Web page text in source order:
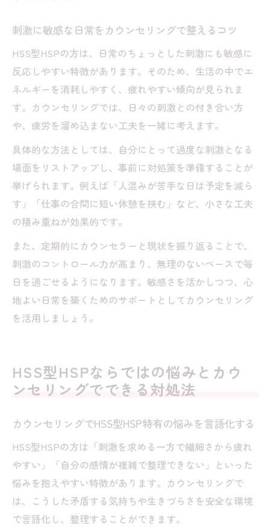
刺激に敏感な日常をカウンセリングで整えるコツ
HSS型HSPの方は、日常のちょっとした刺激にも敏感に
反応しやすい特徴があります。そのため、生活の中でエ
ネルギーを消耗しやすく、疲れやすい傾向が見られま
す。カウンセリングでは、日々の刺激との付き合い方
や、疲労を溜め込まない工夫を一緒に考えます。
具体的な方法としては、自分にとって過度な刺激となる
場面をリストアップし、事前に対処策を準備することが
挙げられます。例えば「人混みが苦手な日は予定を減ら
す」「仕事の合間に短い休憩を挟む」など、小さな工夫
の積み重ねが効果的です。
また、定期的にカウンセラーと現状を振り返ることで、
刺激のコントロール力が高まり、無理のないペースで毎
日を過ごせるようになります。敏感さを活かしつつ、心
地よい日常を築くためのサポートとしてカウンセリング
を活用しましょう。
HSS型HSPならではの悩みとカウ
ンセリングでできる対処法
カウンセリングでHSS型HSP特有の悩みを言語化する
HSS型HSPの方は「刺激を求める一方で繊細さから疲れ
やすい」「自分の感情が複雑で整理できない」といった
悩みを抱えやすい特徴があります。カウンセリングで
は、こうした矛盾する気持ちや生きづらさを安全な環境
で言語化し、整理することができます。